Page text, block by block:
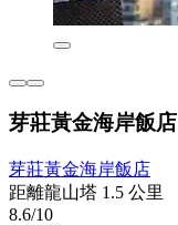
芽莊黃金海岸飯店
芽莊黃金海岸飯店
距離龍山塔 1.5 公里
8.6/10